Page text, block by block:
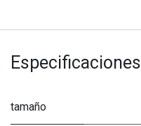
Especificaciones
tamaño